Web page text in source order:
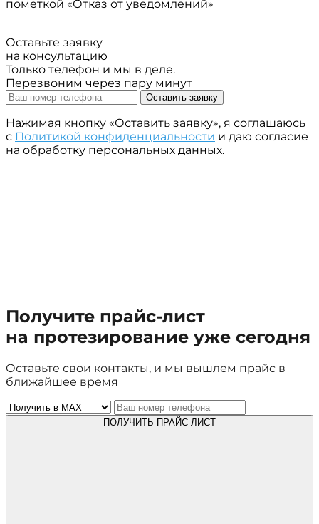
пометкой «Отказ от уведомлений»
Оставьте заявку
на консультацию
Только телефон и мы в деле.
Перезвоним через пару минут
Оставить заявку
Нажимая кнопку «Оставить заявку», я соглашаюсь
с Политикой конфиденциальности и даю согласие
на обработку персональных данных.
Получите прайс-лист
на протезирование уже сегодня
Оставьте свои контакты, и мы вышлем прайс в
ближайшее время
ПОЛУЧИТЬ ПРАЙС-ЛИСТ